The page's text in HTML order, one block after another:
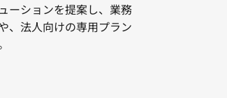
ーションを提案し、業務
、法人向けの専用プラン